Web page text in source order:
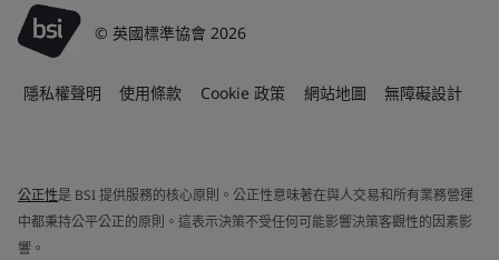
© 英國標準協會 2026
隱私權聲明 使用條款 Cookie 政策 網站地圖 無障礙設計
公正性是 BSI 提供服務的核心原則。公正性意味著在與人交易和所有業務營運
中都秉持公平公正的原則。這表示決策不受任何可能影響決策客觀性的因素影
響。